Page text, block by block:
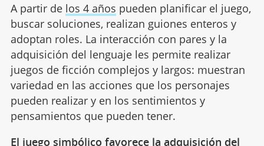
A partir de los 4 años pueden planificar el juego,
buscar soluciones, realizan guiones enteros y
adoptan roles. La interacción con pares y la
adquisición del lenguaje les permite realizar
juegos de ficción complejos y largos: muestran
variedad en las acciones que los personajes
pueden realizar y en los sentimientos y
pensamientos que pueden tener.
El juego simbólico favorece la adquisición del